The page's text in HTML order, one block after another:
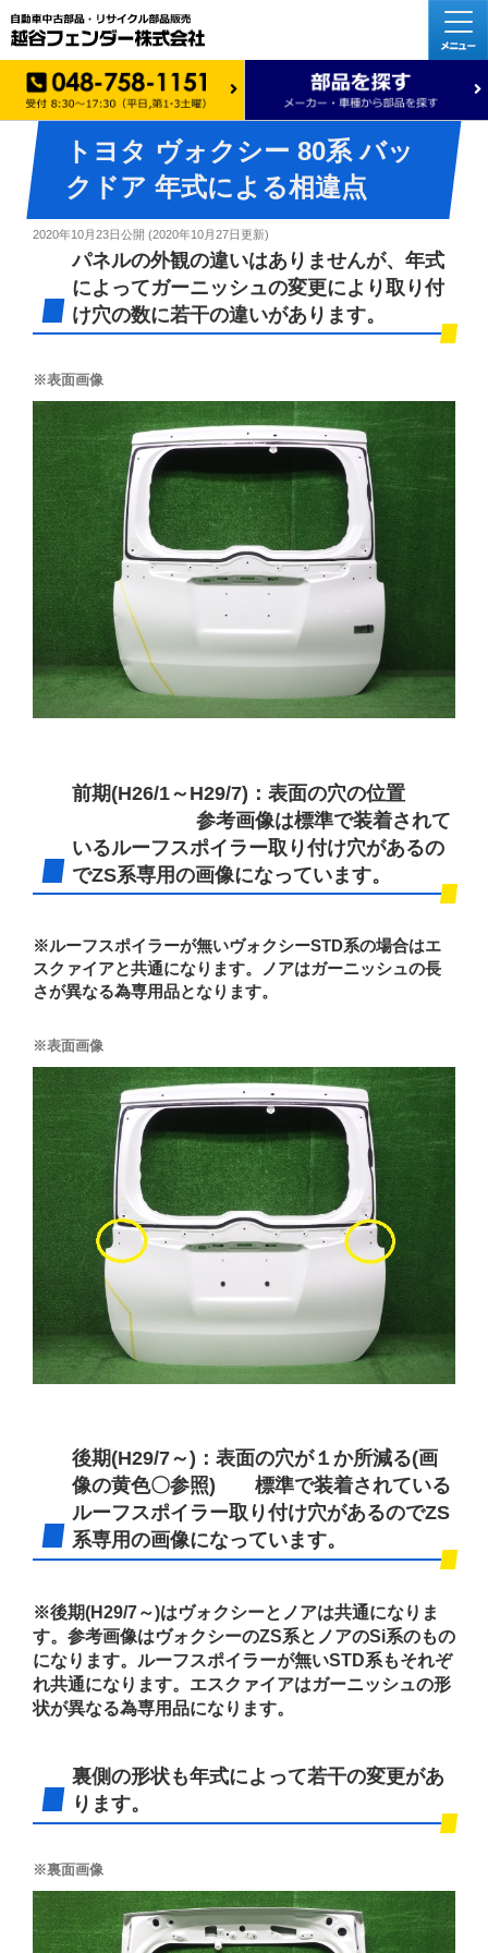
トヨタ ヴォクシー 80系 バッ
クドア 年式による相違点
2020年10月23日公開 (2020年10月27日更新)
パネルの外観の違いはありませんが、年式
によってガーニッシュの変更により取り付
け穴の数に若干の違いがあります。
※表面画像
前期(H26/1～H29/7)：表面の穴の位置
参考画像は標準で装着されて
いるルーフスポイラー取り付け穴があるの
でZS系専用の画像になっています。
※ルーフスポイラーが無いヴォクシーSTD系の場合はエ
スクァイアと共通になります。ノアはガーニッシュの長
さが異なる為専用品となります。
※表面画像
後期(H29/7～)：表面の穴が１か所減る(画
像の黄色〇参照) 標準で装着されている
ルーフスポイラー取り付け穴があるのでZS
系専用の画像になっています。
※後期(H29/7～)はヴォクシーとノアは共通になりま
す。参考画像はヴォクシーのZS系とノアのSi系のもの
になります。ルーフスポイラーが無いSTD系もそれぞ
れ共通になります。エスクァイアはガーニッシュの形
状が異なる為専用品になります。
裏側の形状も年式によって若干の変更があ
ります。
※裏面画像